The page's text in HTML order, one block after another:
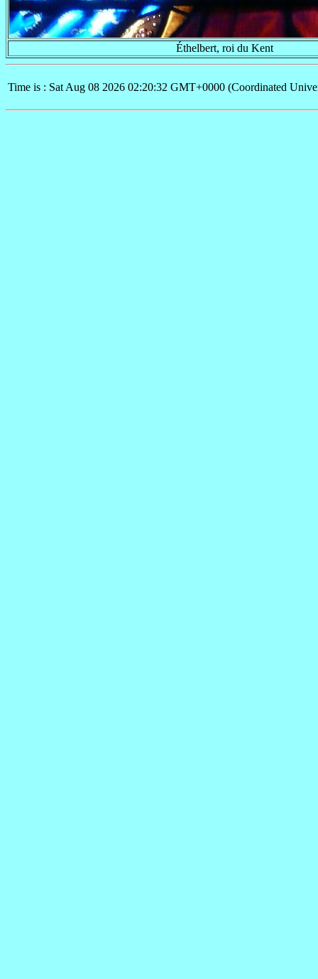
Éthelbert, roi du Kent
Time is : Sat Aug 08 2026 02:20:32 GMT+0000 (Coordinated